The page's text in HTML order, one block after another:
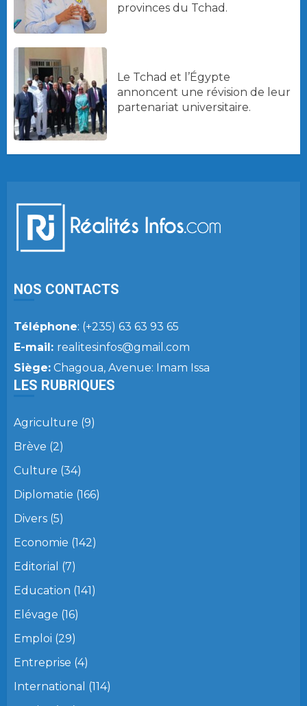
provinces du Tchad.
Le Tchad et l’Égypte
annoncent une révision de leur
partenariat universitaire.
NOS CONTACTS
Téléphone: (+235) 63 63 93 65
E-mail: realitesinfos@gmail.com
Siège: Chagoua, Avenue: Imam Issa
LES RUBRIQUES
Agriculture (9)
Brève (2)
Culture (34)
Diplomatie (166)
Divers (5)
Economie (142)
Editorial (7)
Education (141)
Elévage (16)
Emploi (29)
Entreprise (4)
International (114)